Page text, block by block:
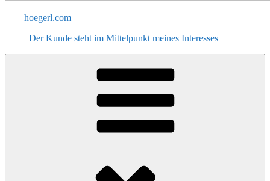
hoegerl.com
Der Kunde steht im Mittelpunkt meines Interesses